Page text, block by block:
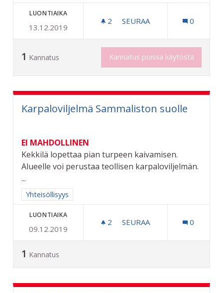
LUONTIAIKA
13.12.2019
2 2 SEURAAJAA
SEURAA 0
1 Kannatus Kannatus poissa käytöstä
Karpaloviljelmä Sammaliston suolle
EI MAHDOLLINEN
Kekkilä lopettaa pian turpeen kaivamisen.
Alueelle voi perustaa teollisen karpaloviljelmän.
...
Rajaa tulokset aihepiirin mukaan: Yhteisöllisyys
Yhteisöllisyys
LUONTIAIKA
09.12.2019
2 2 SEURAAJAA
SEURAA 0
1 Kannatus